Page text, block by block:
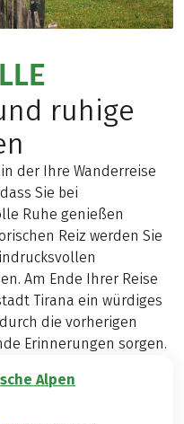
ruhige
der Ihre Wanderreise
Sie bei
Ruhe genießen
Reiz werden Sie
Am Ende Ihrer Reise
Tirana ein würdiges
die vorherigen
Erinnerungen sorgen.
Alpen